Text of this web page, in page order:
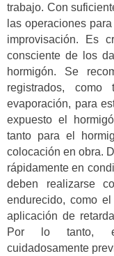
trabajo. Con
las operaciones
improvisación. Es
consciente de los
hormigón. Se
registrados, como
evaporación, para
expuesto el
tanto para el
colocación en obra.
rápidamente en
deben realizarse
endurecido, como
aplicación de
Por lo tanto,
cuidadosamente